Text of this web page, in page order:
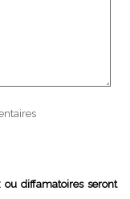
ou diffamatoires seront